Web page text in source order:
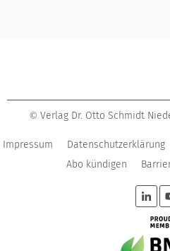
© Verlag Dr. Otto Schmidt
Impressum Datenschutzerklärung
Abo kündigen